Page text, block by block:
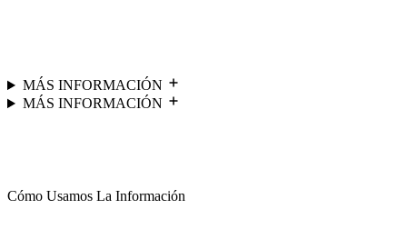
MÁS INFORMACIÓN
MÁS INFORMACIÓN
Cómo Usamos La Información